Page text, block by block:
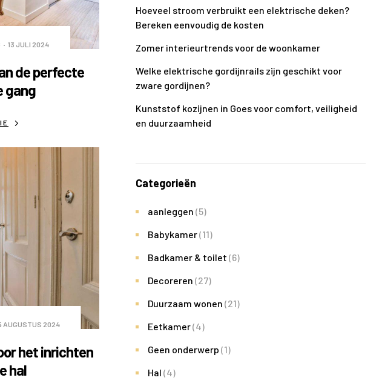
13 JULI 2024
de perfecte
gang
AUGUSTUS 2024
het inrichten
hal
Hoeveel stroom verbruikt een elektrische deken?
Bereken eenvoudig de kosten
Zomer interieurtrends voor de woonkamer
Welke elektrische gordijnrails zijn geschikt voor
zware gordijnen?
Kunststof kozijnen in Goes voor comfort, veiligheid
en duurzaamheid
Categorieën
aanleggen (5)
Babykamer(11)
Badkamer & toilet (6)
Decoreren (27)
Duurzaam wonen (21)
Eetkamer(4)
Geen onderwerp (1)
Hal (4)